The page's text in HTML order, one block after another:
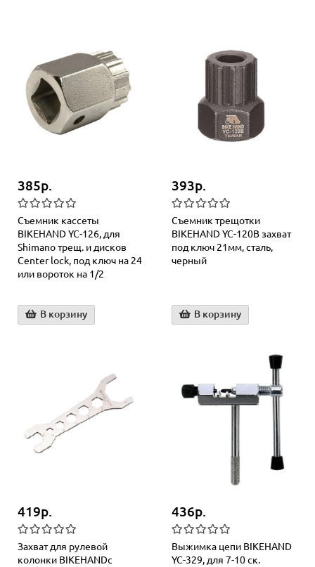
385р.
Съемник кассеты
BIKEHAND YC-126, для
Shimano трещ. и дисков
Center lock, под ключ на 24
или вороток на 1/2
В корзину
393р.
Съемник трещотки
BIKEHAND YC-120B захват
под ключ 21мм, сталь,
черный
В корзину
419р.
Захват для рулевой
колонки BIKEHANDс
436р.
Выжимка цепи BIKEHAND
YC-329, для 7-10 ск.